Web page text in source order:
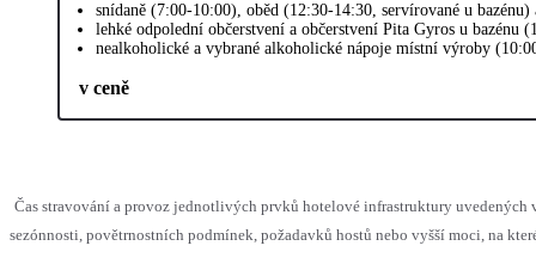
snídaně (7:00-10:00), oběd (12:30-14:30, servírované u
lehké odpolední občerstvení a občerstvení Pita Gyros u bazénu
nealkoholické a vybrané alkoholické nápoje místní výroby
v ceně
Čas stravování a provoz jednotlivých prvků hotelové infrastruktury uvedených
sezónnosti, povětrnostních podmínek, požadavků hostů nebo vyšší moci, na